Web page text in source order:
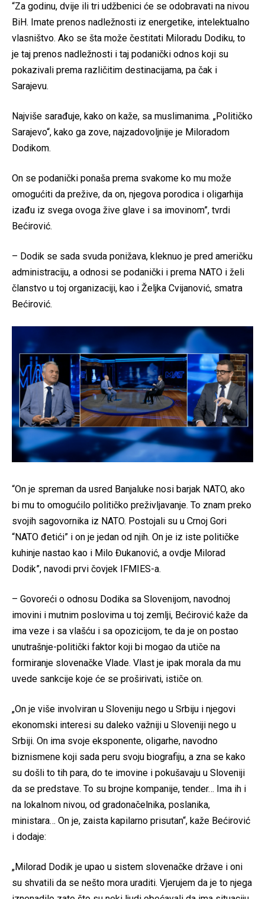
“Za godinu, dvije ili tri udžbenici će se odobravati na nivou
BiH. Imate prenos nadležnosti iz energetike, intelektualno
vlasništvo. Ako se šta može čestitati Miloradu Dodiku, to
je taj prenos nadležnosti i taj podanički odnos koji su
pokazivali prema različitim destinacijama, pa čak i
Sarajevu.
Najviše sarađuje, kako on kaže, sa muslimanima. „Političko
Sarajevo“, kako ga zove, najzadovoljnije je Miloradom
Dodikom.
On se podanički ponaša prema svakome ko mu može
omogućiti da prežive, da on, njegova porodica i oligarhija
izađu iz svega ovoga žive glave i sa imovinom”, tvrdi
Bećirović.
– Dodik se sada svuda ponižava, kleknuo je pred američku
administraciju, a odnosi se podanički i prema NATO i želi
članstvo u toj organizaciji, kao i Željka Cvijanović, smatra
Bećirović.
“On je spreman da usred Banjaluke nosi barjak NATO, ako
bi mu to omogućilo političko preživljavanje. To znam preko
svojih sagovornika iz NATO. Postojali su u Crnoj Gori
“NATO đetići” i on je jedan od njih. On je iz iste političke
kuhinje nastao kao i Milo Đukanović, a ovdje Milorad
Dodik”, navodi prvi čovjek IFMIES-a.
– Govoreći o odnosu Dodika sa Slovenijom, navodnoj
imovini i mutnim poslovima u toj zemlji, Bećirović kaže da
ima veze i sa vlašću i sa opozicijom, te da je on postao
unutrašnje-politički faktor koji bi mogao da utiče na
formiranje slovenačke Vlade. Vlast je ipak morala da mu
uvede sankcije koje će se proširivati, ističe on.
„On je više involviran u Sloveniju nego u Srbiju i njegovi
ekonomski interesi su daleko važniji u Sloveniji nego u
Srbiji. On ima svoje eksponente, oligarhe, navodno
biznismene koji sada peru svoju biografiju, a zna se kako
su došli to tih para, do te imovine i pokušavaju u Sloveniji
da se predstave. To su brojne kompanije, tender… Ima ih i
na lokalnom nivou, od gradonačelnika, poslanika,
ministara… On je, zaista kapilarno prisutan“, kaže Bećirović
i dodaje:
„Milorad Dodik je upao u sistem slovenačke države i oni
su shvatili da se nešto mora uraditi. Vjerujem da je to njega